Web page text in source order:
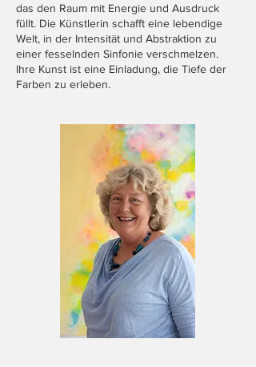
das den Raum mit Energie und Ausdruck
füllt. Die Künstlerin schafft eine lebendige
Welt, in der Intensität und Abstraktion zu
einer fesselnden Sinfonie verschmelzen.
Ihre Kunst ist eine Einladung, die Tiefe der
Farben zu erleben.